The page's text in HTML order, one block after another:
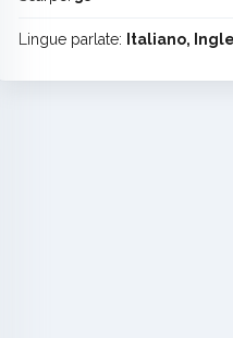
Lingue parlate: Italiano,